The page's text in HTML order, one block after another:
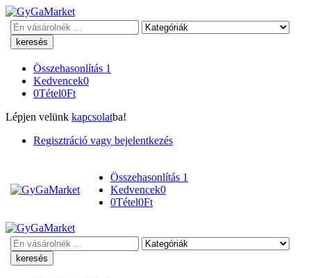
Keresés
Összehasonlítás 1
Kedvencek0
0Tétel0Ft
Lépjen velünk kapcsolatba!
Regisztráció vagy bejelentkezés
Összehasonlítás 1
Kedvencek0
0Tétel0Ft
Keresés